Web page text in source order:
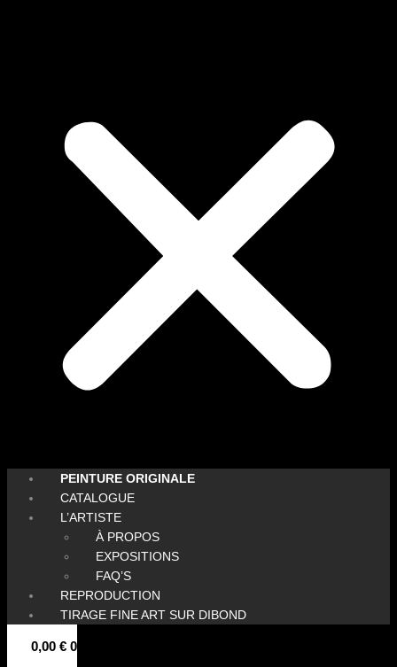
PEINTURE ORIGINALE
CATALOGUE
L’ARTISTE
À PROPOS
EXPOSITIONS
FAQ’S
REPRODUCTION
TIRAGE FINE ART SUR DIBOND
0,00 € 0